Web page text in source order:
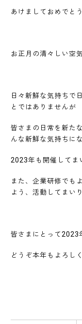
あけましておめでと
お正月の清々しい空
日々新鮮な気持ちで
とではありませんが
皆さまの日常を新た
んな新鮮な気持ちに
2023年も開催してま
また、企業研修でも
よう、活動してまい
皆さまにとって2023
どうぞ本年もよろし